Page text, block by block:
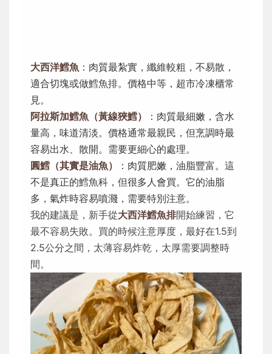
大西洋鱈魚 ：肉質最紮實，纖維較粗，不易散，
適合切塊或做鱈魚排。價格中等，超市冷凍櫃常
見。
阿拉斯加鱈魚（黃線狹鱈）
：肉質最細嫩，含水
量高，味道清淡。價格通常最親民，但烹調時最
容易出水、散開。需要更細心的處理。
圓鱈（其實是油魚）
：肉質肥嫩，油脂豐富。這
不是真正的鱈魚科，但很多人會買。它的油脂
多，氣炸時容易噴濺，需要特別注意。
我的建議是，新手從大西洋鱈魚排開始練習，它
最不容易失敗。買的時候注意厚度，最好在1.5到
2.5公分之間，太薄容易炸乾，太厚需要調整時
間。